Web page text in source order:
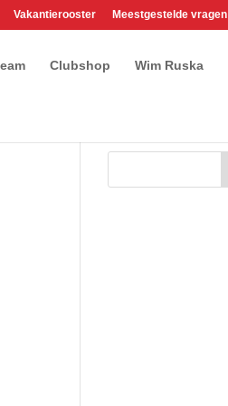
Vakantierooster Meestgestelde vragen
Clubshop Wim Ruska